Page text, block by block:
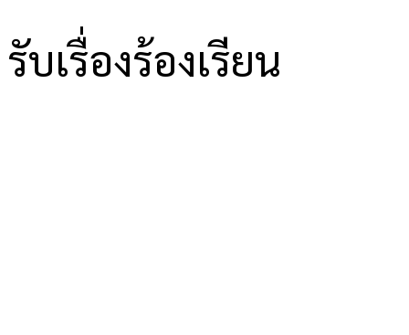
รับเรื่องร้องเรียน